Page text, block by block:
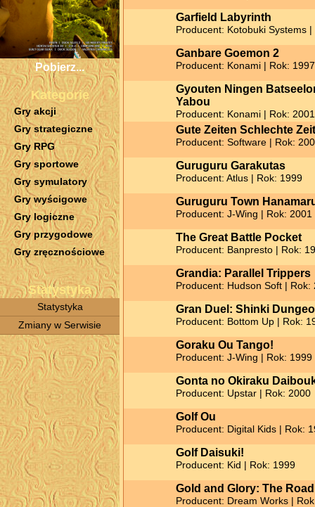
Pobierz...
Kategorie
Gry akcji
Gry strategiczne
Gry RPG
Gry sportowe
Gry symulatory
Gry wyścigowe
Gry logiczne
Gry przygodowe
Gry zręcznościowe
Statystyka
Statystyka
Zmiany w Serwisie
Garfield Labyrinth
Producent: Kotobuki Systems
Ganbare Goemon 2
Producent: Konami | Rok: 1997
Gyouten Ningen
Yabou
Producent: Konami | Rok: 2001
Gute Zeiten Schlechte
Producent: Software | Rok:
Guruguru Garakutas
Producent: Atlus | Rok: 1999
Guruguru Town
Producent: J-Wing | Rok: 2001
The Great Battle Pocket
Producent: Banpresto | Rok:
Grandia: Parallel Trippers
Producent: Hudson Soft | Rok:
Gran Duel: Shinki
Producent: Bottom Up | Rok:
Goraku Ou Tango!
Producent: J-Wing | Rok: 1999
Gonta no Okiraku
Producent: Upstar | Rok: 2000
Golf Ou
Producent: Digital Kids | Rok:
Golf Daisuki!
Producent: Kid | Rok: 1999
Gold and Glory: The
Producent: Dream Works |